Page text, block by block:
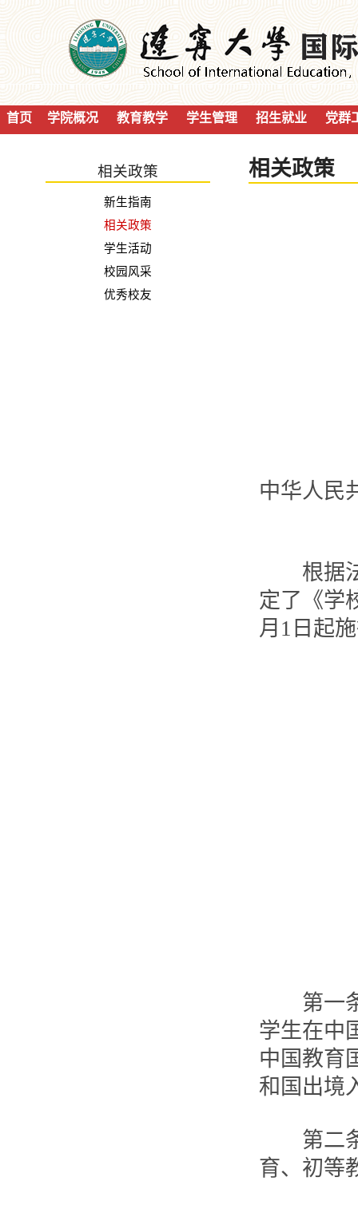
首页 学院概况 教育教学 学生管理 招生就业 党群
相关政策
新生指南
相关政策
学生活动
校园风采
优秀校友
相关政策
中华人民
根据法
定了《学
月1日起
第一条
学生在中
中国教育
和国出境
第二条
育、初等